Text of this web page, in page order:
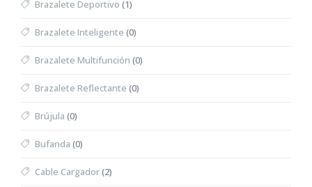
Brazalete Deportivo (1)
Brazalete Inteligente (0)
Brazalete Multifunción (0)
Brazalete Reflectante (0)
Brújula (0)
Bufanda (0)
Cable Cargador(2)